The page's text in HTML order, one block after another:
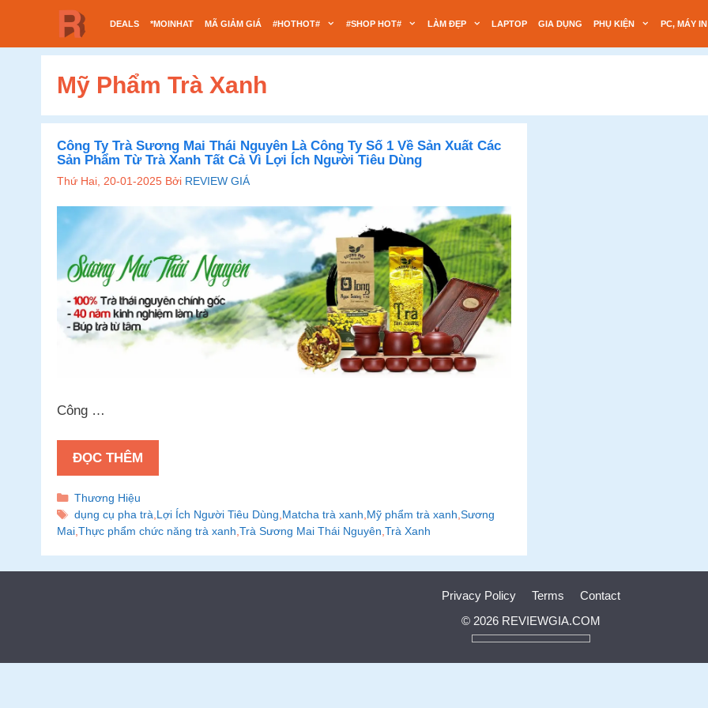
nội
DEALS *MOINHAT MÃ GIẢM GIÁ #HOTHOT# #SHOP HOT# LÀM ĐẸP LAPTOP GIA DỤNG PHỤ KIỆN PC, MÁY IN
Mỹ Phẩm Trà Xanh
Công Ty Trà Sương Mai Thái Nguyên Là Công Ty Số 1 Về Sản Xuất Các
Sản Phẩm Từ Trà Xanh Tất Cả Vì Lợi Ích Người Tiêu Dùng
Thứ Hai, 20-01-2025 Bởi REVIEW GIÁ
Công …
ĐỌC THÊM
Danh
mục
Thương Hiệu
Thẻ
dụng cụ pha trà Lợi Ích Người Tiêu Dùng Matcha trà xanh Mỹ phẩm trà xanh Sương
Mai Thực phẩm chức năng trà xanh Trà Sương Mai Thái Nguyên Trà Xanh
Privacy Policy Terms
Contact
© 2026 REVIEWGIA.COM